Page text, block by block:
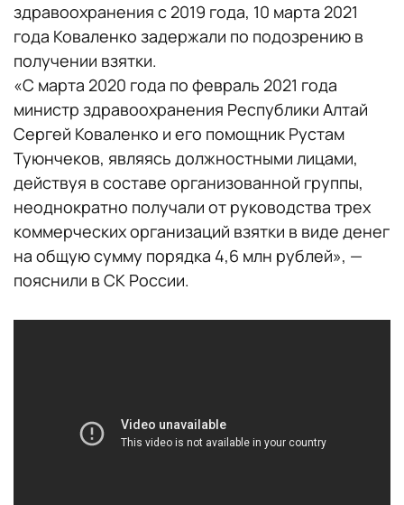
здравоохранения с 2019 года, 10 марта 2021
года Коваленко задержали по подозрению в
получении взятки.
«С марта 2020 года по февраль 2021 года
министр здравоохранения Республики Алтай
Сергей Коваленко и его помощник Рустам
Туюнчеков, являясь должностными лицами,
действуя в составе организованной группы,
неоднократно получали от руководства трех
коммерческих организаций взятки в виде денег
на общую сумму порядка 4,6 млн рублей», —
пояснили в СК России.